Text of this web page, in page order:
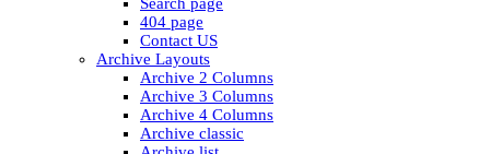
404 page
Contact US
Archive Layouts
Archive 2 Columns
Archive 3 Columns
Archive 4 Columns
Archive classic